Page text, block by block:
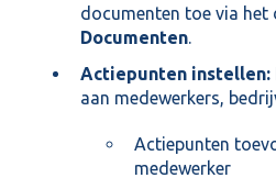
documenten toe via het
Documenten.
Actiepunten instellen:
aan medewerkers,
Actiepunten
medewerker